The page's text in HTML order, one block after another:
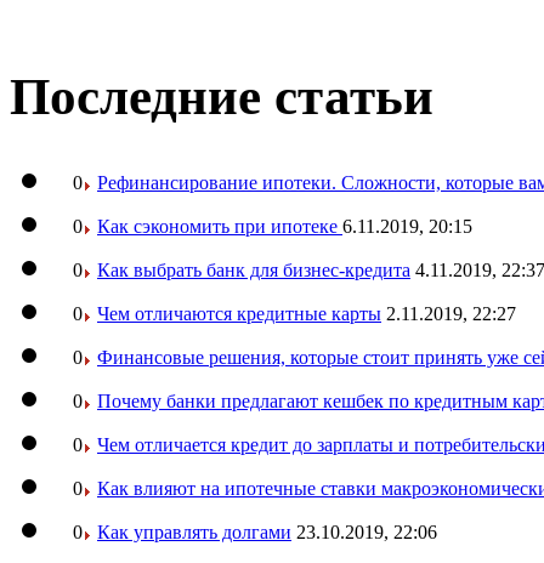
Последние статьи
0 Рефинансирование ипотеки. Сложности, которые
0 Как сэкономить при ипотеке 6.11.2019, 20:15
0 Как выбрать банк для бизнес-кредита 4.11.2019, 22:37
0 Чем отличаются кредитные карты 2.11.2019, 22:27
0 Финансовые решения, которые стоит принять уже
0 Почему банки предлагают кешбек по кредитным
0 Чем отличается кредит до зарплаты и
0 Как влияют на ипотечные ставки
0 Как управлять долгами 23.10.2019, 22:06